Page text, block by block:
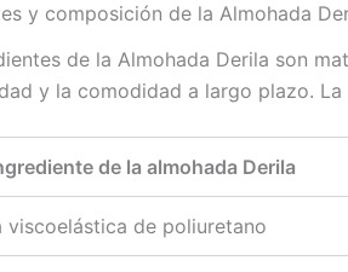
y composición de la Almohada
de la Almohada Derila son
y la comodidad a largo plazo.
de la almohada Derila
viscoelástica de poliuretano